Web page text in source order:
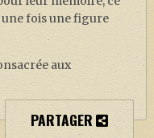
une fois une figure
aux
PARTAGER